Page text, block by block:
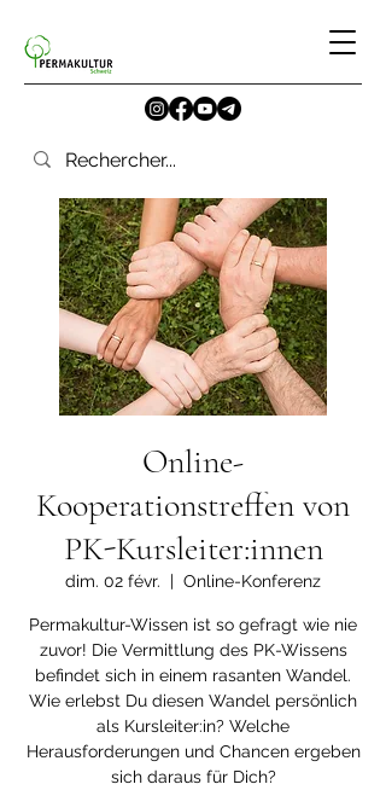
Online-
Kooperationstreffen von
PK-Kursleiter:innen
dim. 02 févr.
  |
Online-Konferenz
Permakultur-Wissen ist so gefragt wie nie
zuvor! Die Vermittlung des PK-Wissens
befindet sich in einem rasanten Wandel.
Wie erlebst Du diesen Wandel persönlich
als Kursleiter:in? Welche
Herausforderungen und Chancen ergeben
sich daraus für Dich?